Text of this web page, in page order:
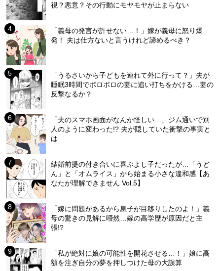
視？悪意？その行動にモヤモヤが止まらない
「義母の発言が許せない…！」嫁が義母に怒り爆
発！ 夫は仕方ないと言うけれど諦めるべき？
「うるさいから子どもを連れて外に行って？」夫が
睡眠3時間でボロボロの妻に追い打ちをかける…妻の
反撃なるか？
「夫のスマホ画面がなんか怪しい…」ジム通いで別
人のように変わった!? 夫が隠していた衝撃の事実と
は
結婚前提の付き合いに喜ぶよし子だったが…「うど
ん」と「オムライス」から始まる小さな違和感【あ
なたが理解できません Vol.5】
「嫁に問題があるから息子が目移りしたのよ！」義
母の驚きの見解に唖然…嫁の高学歴が原因だと主
張!?
「私が絶対に娘の可能性を開花させる…！」娘に高
額を注ぎ自分の夢を押しつけた母の大誤算